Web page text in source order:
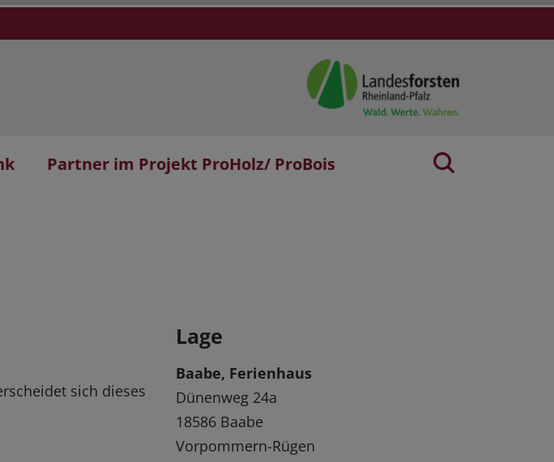
Partner im Projekt ProHolz/ ProBois
sich dieses
Lage
Baabe, Ferienhaus
Dünenweg 24a
18586 Baabe
Vorpommern-Rügen